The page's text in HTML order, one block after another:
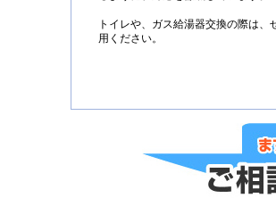
トイレや、ガス給湯器交換の際は
用ください。